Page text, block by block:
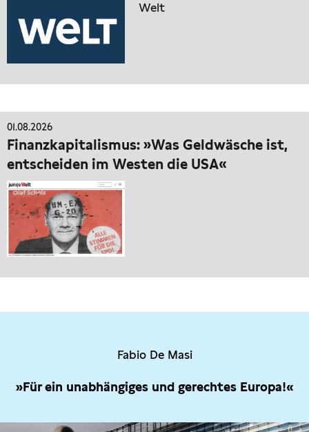
Welt
01.08.2026
Finanzkapitalismus: »Was Geldwäsche ist,
entscheiden im Westen die USA«
Fabio De Masi
»Für ein unabhängiges und gerechtes Europa!«